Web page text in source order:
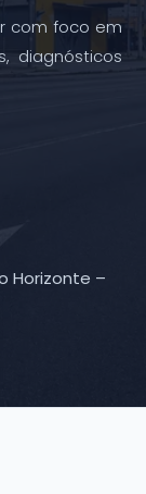
com foco em
diagnósticos
Horizonte –